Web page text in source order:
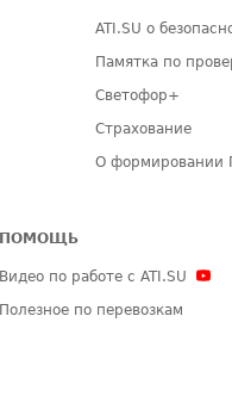
ATI.SU о
Памятка по
Светофор+
Страхование
О формировании
ПОМОЩЬ
Видео по работе с ATI.SU
Полезное по перевозкам